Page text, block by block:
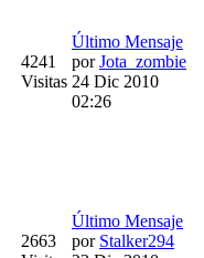
4241
Visitas
Último Mensaje
porJota_zombie
24 Dic 2010
02:26
2663
Último Mensaje
por Stalker294